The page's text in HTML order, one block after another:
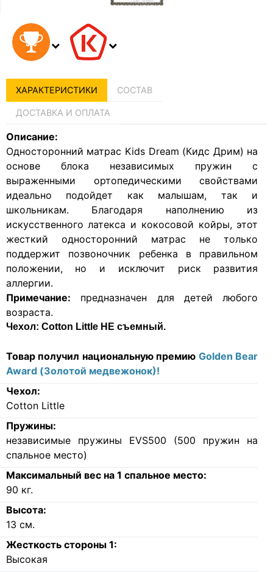
ХАРАКТЕРИСТИКИ СОСТАВ
ДОСТАВКА И ОПЛАТА
Описание:
Односторонний матрас Kids Dream (Кидс Дрим) на
основе блока независимых пружин с
выраженными ортопедическими свойствами
идеально подойдет как малышам, так и
школьникам. Благодаря наполнению из
искусственного латекса и кокосовой койры, этот
жесткий односторонний матрас не только
поддержит позвоночник ребенка в правильном
положении, но и исключит риск развития
аллергии.
Примечание: предназначен для детей любого
возраста.
Чехол: Cotton Little НЕ съемный.
Товар получил национальную премию Golden Bear
Award (Золотой медвежонок)!
Чехол:
Cotton Little
Пружины:
независимые пружины EVS500 (500 пружин на
спальное место)
Максимальный вес на 1 спальное место:
90 кг.
Высота:
13 см.
Жесткость стороны 1:
Высокая